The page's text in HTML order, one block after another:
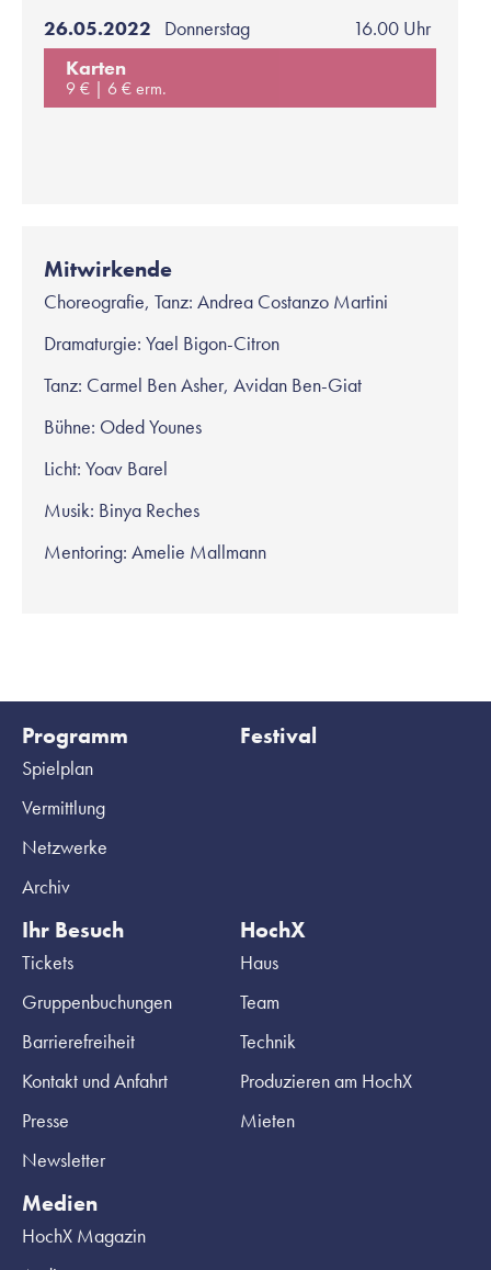
26.05.2022 Donnerstag
16.00 Uhr
Karten
9 € 6 € erm.
Mitwirkende
Choreografie, Tanz: Andrea Costanzo Martini
Dramaturgie: Yael Bigon-Citron
Tanz: Carmel Ben Asher, Avidan Ben-Giat
Bühne: Oded Younes
Licht: Yoav Barel
Musik: Binya Reches
Mentoring: Amelie Mallmann
Programm
Spielplan
Vermittlung
Netzwerke
Archiv
Festival
Ihr Besuch
Tickets
Gruppenbuchungen
Barrierefreiheit
Kontakt und Anfahrt
Presse
Newsletter
HochX
Haus
Team
Technik
Produzieren am HochX
Mieten
Medien
HochX Magazin